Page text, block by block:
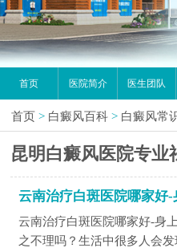
首页 医院简介 医生团队
首页 > 白癜风百科 > 白癜风常
昆明白癜风医院专业
云南治疗白斑医院哪家好
云南治疗白斑医院哪家好-身
之不理吗？生活中很多人会